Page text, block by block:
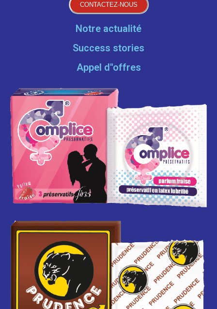
CONTACTEZ-NOUS
Notre actualité
Success stories
Appel d''offres